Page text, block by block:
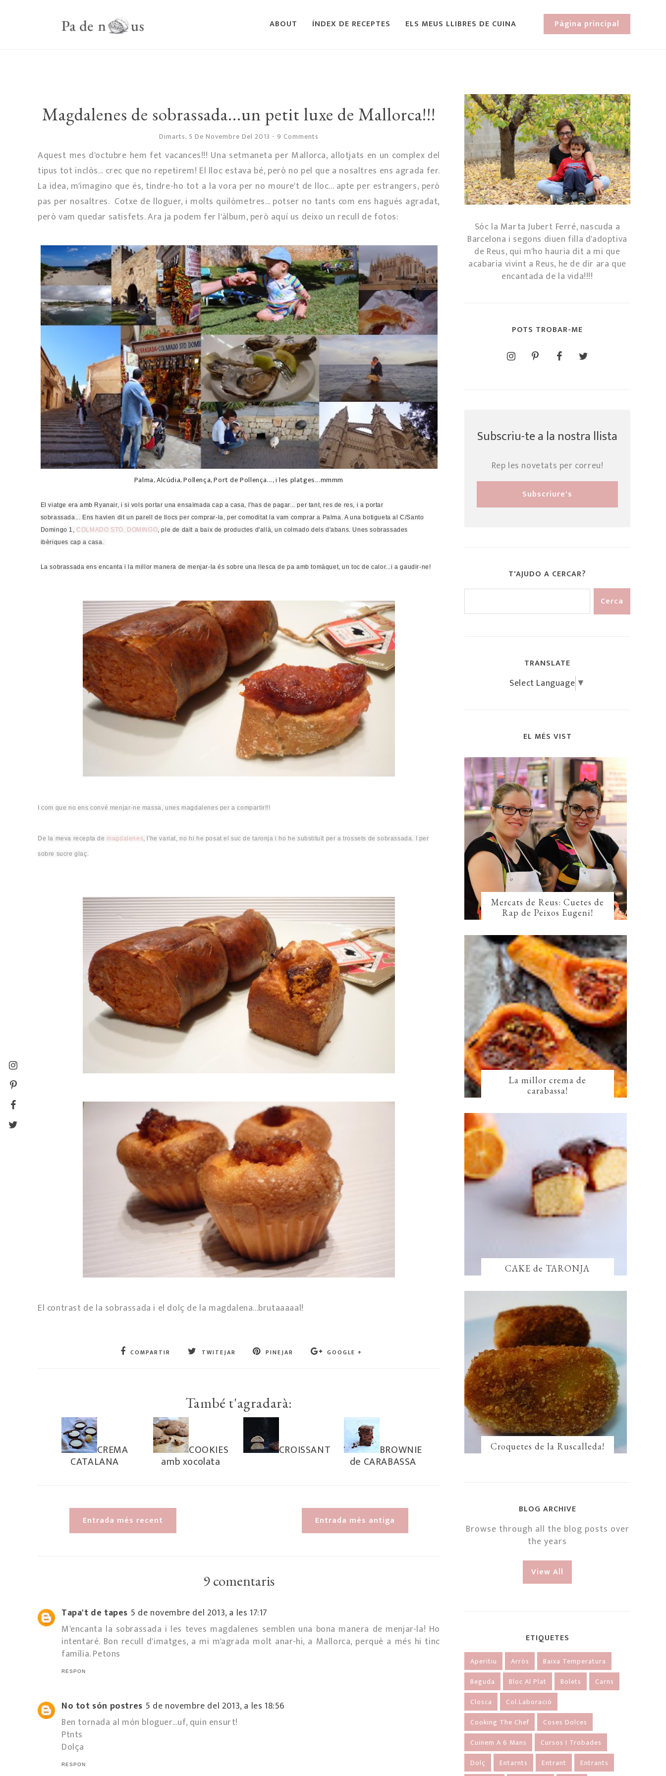
ABOUT ÍNDEX DE RECEPTES ELS MEUS LLIBRES DE CUINA Pàgina principal
Magdalenes de sobrassada...un petit luxe de Mallorca!!!
Dimarts, 5 De Novembre Del 2013 - 9 Comments
Aquest mes d'octubre hem fet vacances!!! Una setmaneta per Mallorca, allotjats en un complex del
tipus tot inclòs... crec que no repetirem! El lloc estava bé, però no pel que a nosaltres ens agrada fer.
La idea, m'imagino que és, tindre-ho tot a la vora per no moure't de lloc... apte per estrangers, però
pas per nosaltres. Cotxe de lloguer, i molts quilòmetres... potser no tants com ens hagués agradat,
però vam quedar satisfets. Ara ja podem fer l'àlbum, però aquí us deixo un recull de fotos:
Palma, Alcúdia, Pollença, Port de Pollença..., i les platges...mmmm
El viatge era amb Ryanair, i si vols portar una ensaïmada cap a casa, l'has de pagar... per tant, res de res, i a portar
sobrassada... Ens havien dit un parell de llocs per comprar-la, per comoditat la vam comprar a Palma. A una botigueta al C/Santo
Domingo 1,COLMADO STO. DOMINGO, ple de dalt a baix de productes d'allà, uncolmado dels d'abans. Unes sobrassades
ibèriques cap a casa.
La sobrassada ens encanta i la millor manera de menjar-la és sobre una llesca de pa amb tomàquet, un toc de calor...i a gaudir-ne!
I com que no ens convé menjar-ne massa, unes magdalenes per a compartir!!!
De la meva recepta de magdalenes, l'he variat, no hi he posat el suc de taronja i ho he substituït per a trossets de sobrassada. I per
sobre sucre glaç.
El contrast de la sobrassada i el dolç de la magdalena...brutaaaaal!
COMPARTIR TWITEJAR PINEJAR GOOGLE +
També t'agradarà:
CREMA
CATALANA
COOKIES
amb xocolata
CROISSANT BROWNIE
de CARABASSA
Entrada més recent Entrada més antiga
9 comentaris
Tapa't de tapes 5 de novembre del 2013, a les 17:17
M'encanta la sobrassada i les teves magdalenes semblen una bona manera de menjar-la! Ho
intentaré. Bon recull d'imatges, a mi m'agrada molt anar-hi, a Mallorca, perquè a més hi tinc
família. Petons
RESPON
No tot són postres 5 de novembre del 2013, a les 18:56
Ben tornada al món bloguer...uf, quin ensurt!
Ptnts
Dolça
RESPON
Sóc la Marta Jubert Ferré, nascuda a
Barcelona i segons diuen filla d'adoptiva
de Reus, qui m'ho hauria dit a mi que
acabaria vivint a Reus, he de dir ara que
encantada de la vida!!!!
POTS TROBAR-ME
Subscriu-te a la nostra llista
Rep les novetats per correu!
T'AJUDO A CERCAR?
TRANSLATE
Select Language ▼
EL MÉS VIST
Mercats de Reus: Cuetes de
Rap de Peixos Eugeni!
La millor crema de
carabassa!
CAKE de TARONJA
Croquetes de la Ruscalleda!
BLOG ARCHIVE
Browse through all the blog posts over
the years
View All
ETIQUETES
Aperitiu Arròs
Baixa Temperatura
Beguda
Bloc Al Plat Bolets
Carns
Closca
Col.laboració
Cooking The Chef
Coses Dolces
Cuinem A 6 Mans
Cursos I Trobades
Dolç
Entarnts Entrant Entrants